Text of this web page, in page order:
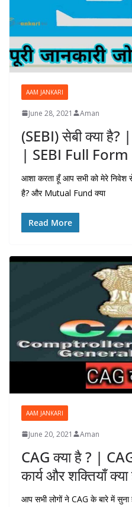
AAM JANKARI
June 28, 2021 Aman
(SEBI) सेबी क्या है?
| SEBI Full Form
आशा करता हूँ आप सभी को मेरे निवेश
है? और Mutual Fund क्या
Read More
AAM JANKARI
June 20, 2021 Aman
CAG क्या है ? |
कार्य और शक्तियाँ
आप सभी लोगों ने CAG के बारे में सुना